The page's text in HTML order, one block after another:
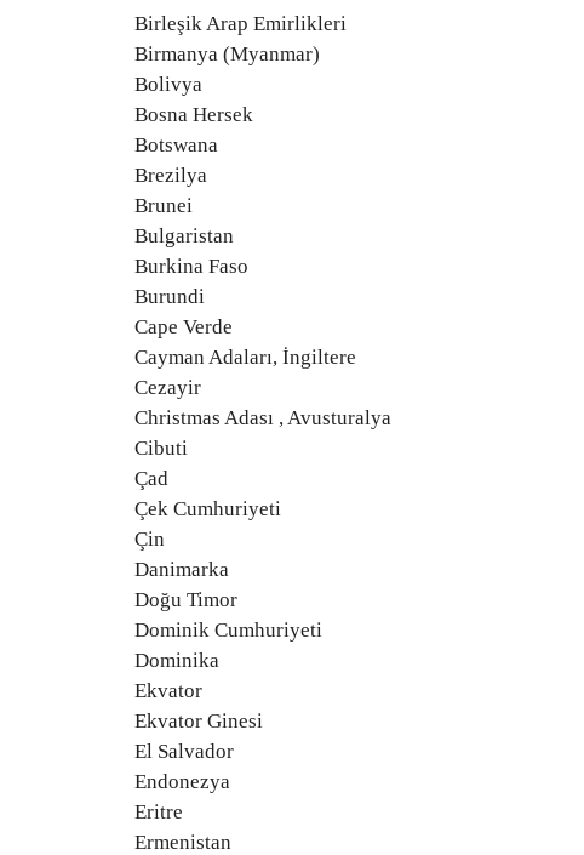
Birleşik Arap Emirlikleri
Birmanya (Myanmar)
Bolivya
Bosna Hersek
Botswana
Brezilya
Brunei
Bulgaristan
Burkina Faso
Burundi
Cape Verde
Cayman Adaları, İngiltere
Cezayir
Christmas Adası , Avusturalya
Cibuti
Çad
Çek Cumhuriyeti
Çin
Danimarka
Doğu Timor
Dominik Cumhuriyeti
Dominika
Ekvator
Ekvator Ginesi
El Salvador
Endonezya
Eritre
Ermenistan